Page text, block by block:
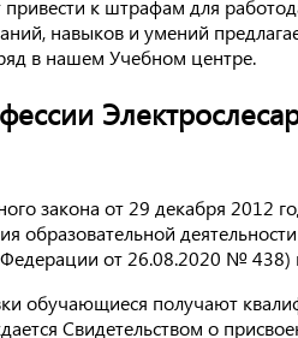
к штрафам для
навыков и умений
в нашем Учебном центре.
закона от 29 декабря
образовательной
от 26.08.2020 №
обучающиеся получают
Свидетельством о